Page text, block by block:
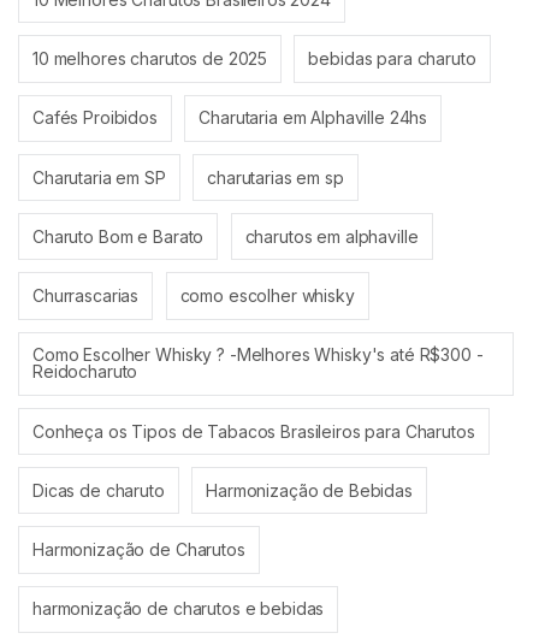
10 melhores charutos de 2025 bebidas para charuto
Cafés Proibidos Charutaria em Alphaville 24hs
Charutaria em SP charutarias em sp
Charuto Bom e Barato charutos em alphaville
Churrascarias como escolher whisky
Como Escolher Whisky ? -Melhores Whisky's até R$300 -
Reidocharuto
Conheça os Tipos de Tabacos Brasileiros para Charutos
Dicas de charuto Harmonização de Bebidas
Harmonização de Charutos
harmonização de charutos e bebidas